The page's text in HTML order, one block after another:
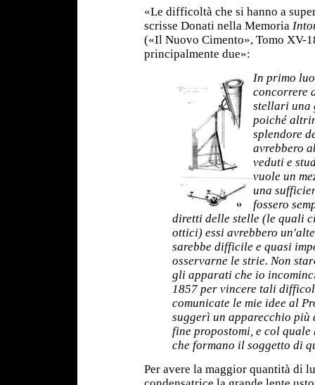
«Le difficoltà che si hanno a
scrisse Donati nella Memoria
(«Il Nuovo Cimento», Tomo XV-
principalmente due»:
In primo
concorrere
stellari una
poiché
splendore
avrebbero
veduti e
vuole un
una
fossero
diretti delle stelle (le quali
ottici) essi avrebbero
sarebbe difficile e quasi
osservarne le strie. Non
gli apparati che io
1857 per vincere tali
comunicate le mie idee al
suggerì un apparecchio
fine propostomi, e col
che formano il soggetto di
Per avere la maggior quantità di